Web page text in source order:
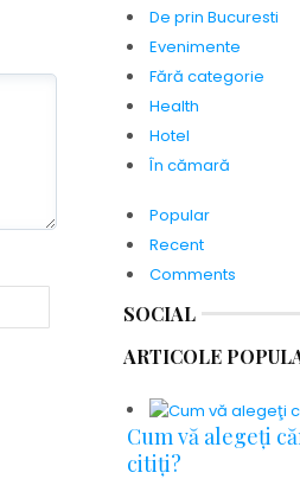
De prin Bucuresti
Evenimente
Fără categorie
Health
Hotel
În cămară
Popular
Recent
Comments
SOCIAL
ARTICOLE
Cum vă alegeţi
citiţi?